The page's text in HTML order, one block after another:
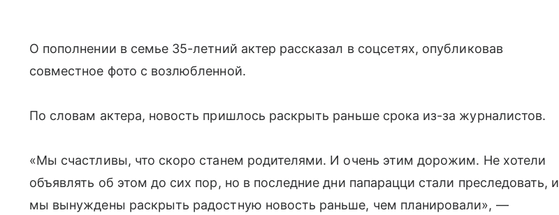
О пополнении в семье 35-летний актер рассказал в соцсетях, опубликовав
совместное фото с возлюбленной.
По словам актера, новость пришлось раскрыть раньше срока из-за журналистов.
«Мы счастливы, что скоро станем родителями. И очень этим дорожим. Не хотели
объявлять об этом до сих пор, но в последние дни папарацци стали преследовать, и
мы вынуждены раскрыть радостную новость раньше, чем планировали», —